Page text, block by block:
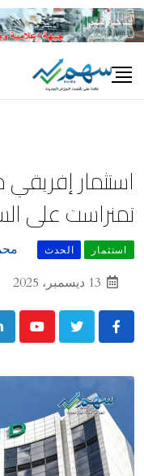
Skip
to
استثمار
تمنراست على
استثمار الحدث
13 ديسمبر، 2025